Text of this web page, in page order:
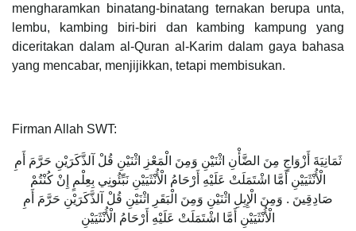
mengharamkan binatang-binatang ternakan berupa unta,
lembu, kambing biri-biri dan kambing kampung yang
diceritakan dalam al-Quran al-Karim dalam gaya bahasa
yang mencabar, menjijikkan, tetapi membisukan.
Firman Allah SWT:
ثَمَانِيَةَ أَزْوَاجٍ مِنَ الضَّأْنِ اثْنَيْنِ وَمِنَ الْمَعْزِ اثْنَيْنِ قُلْ آلذَّكَرَيْنِ حَرَّمَ أَمِ
الْأُنْثَيَيْنِ أَمَّا اشْتَمَلَتْ عَلَيْهِ أَرْحَامُ الْأُنْثَيَيْنِ نَبِّئُونِي بِعِلْمٍ إِنْ كُنْتُمْ
صَادِقِينَ . وَمِنَ الْإِبِلِ اثْنَيْنِ وَمِنَ الْبَقَرِ اثْنَيْنِ قُلْ آلذَّكَرَيْنِ حَرَّمَ أَمِ
الْأُنْثَيَيْنِ أَمَّا اشْتَمَلَتْ عَلَيْهِ أَرْحَامُ الْأُنْثَيَيْنِ